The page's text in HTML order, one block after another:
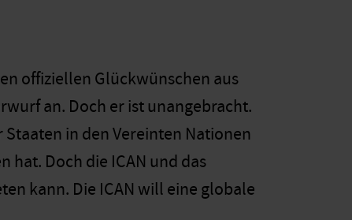
offiziellen Glückwünschen aus
an. Doch er ist unangebracht.
in den Vereinten Nationen
hat. Doch die ICAN und das
kann. Die ICAN will eine globale